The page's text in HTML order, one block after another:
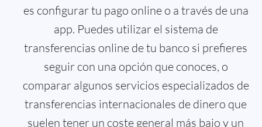
es configurar tu pago online o a través de una
app. Puedes utilizar el sistema de
transferencias online de tu banco si prefieres
seguir con una opción que conoces, o
comparar algunos servicios especializados de
transferencias internacionales de dinero que
suelen tener un coste general más bajo y un